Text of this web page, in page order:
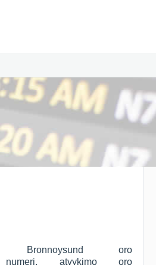
oro
atvykimo oro